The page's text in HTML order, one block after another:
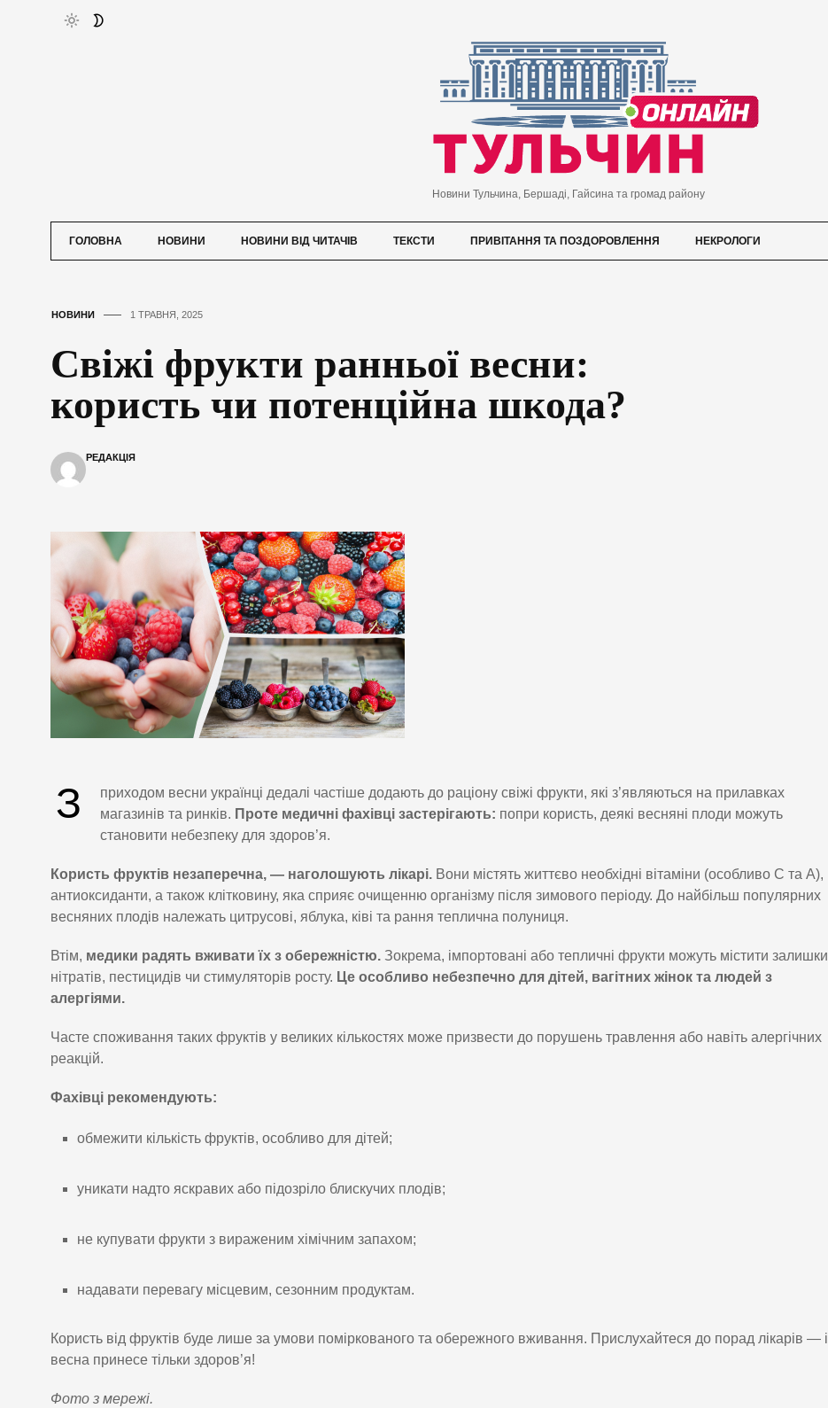
Новини Тульчина, Бершаді, Гайсина та громад району
ГОЛОВНА НОВИНИ НОВИНИ ВІД ЧИТАЧІВ ТЕКСТИ ПРИВІТАННЯ ТА ПОЗДОРОВЛЕННЯ НЕКРОЛОГИ
НОВИНИ 1 ТРАВНЯ, 2025
Свіжі фрукти ранньої весни:
користь чи потенційна шкода?
РЕДАКЦІЯ
З
приходом весни українці дедалі частіше додають до раціону свіжі фрукти, які з’являються на прилавках
магазинів та ринків. Проте медичні фахівці застерігають: попри користь, деякі весняні плоди можуть
становити небезпеку для здоров’я.
Користь фруктів незаперечна, — наголошують лікарі. Вони містять життєво необхідні вітаміни (особливо C та A),
антиоксиданти, а також клітковину, яка сприяє очищенню організму після зимового періоду. До найбільш популярних
весняних плодів належать цитрусові, яблука, ківі та рання теплична полуниця.
Втім, медики радять вживати їх з обережністю. Зокрема, імпортовані або тепличні фрукти можуть містити залишки
нітратів, пестицидів чи стимуляторів росту. Це особливо небезпечно для дітей, вагітних жінок та людей з
алергіями.
Часте споживання таких фруктів у великих кількостях може призвести до порушень травлення або навіть алергічних
реакцій.
Фахівці рекомендують:
обмежити кількість фруктів, особливо для дітей;
уникати надто яскравих або підозріло блискучих плодів;
не купувати фрукти з вираженим хімічним запахом;
надавати перевагу місцевим, сезонним продуктам.
Користь від фруктів буде лише за умови поміркованого та обережного вживання. Прислухайтеся до порад лікарів — і
весна принесе тільки здоров’я!
Фото з мережі.